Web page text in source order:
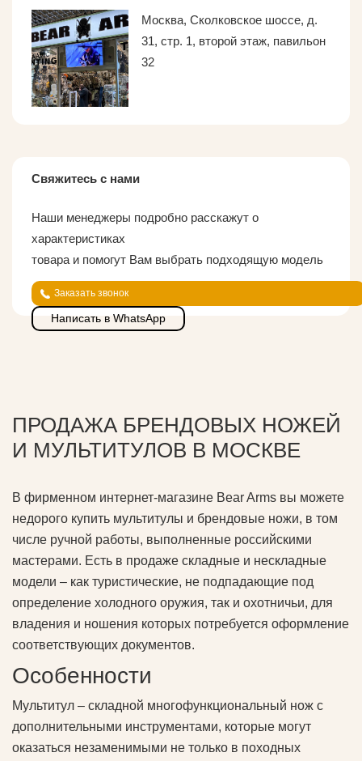
Москва, Сколковское шоссе, д.
31, стр. 1, второй этаж, павильон
32
Свяжитесь с нами
Наши менеджеры подробно расскажут о
характеристиках
товара и помогут Вам выбрать подходящую модель
Заказать звонок
Написать в WhatsApp
ПРОДАЖА БРЕНДОВЫХ НОЖЕЙ
И МУЛЬТИТУЛОВ В МОСКВЕ
В фирменном интернет-магазине Bear Arms вы можете
недорого купить мультитулы и брендовые ножи, в том
числе ручной работы, выполненные российскими
мастерами. Есть в продаже складные и нескладные
модели – как туристические, не подпадающие под
определение холодного оружия, так и охотничьи, для
владения и ношения которых потребуется оформление
соответствующих документов.
Особенности
Мультитул – складной многофункциональный нож с
дополнительными инструментами, которые могут
оказаться незаменимыми не только в походных